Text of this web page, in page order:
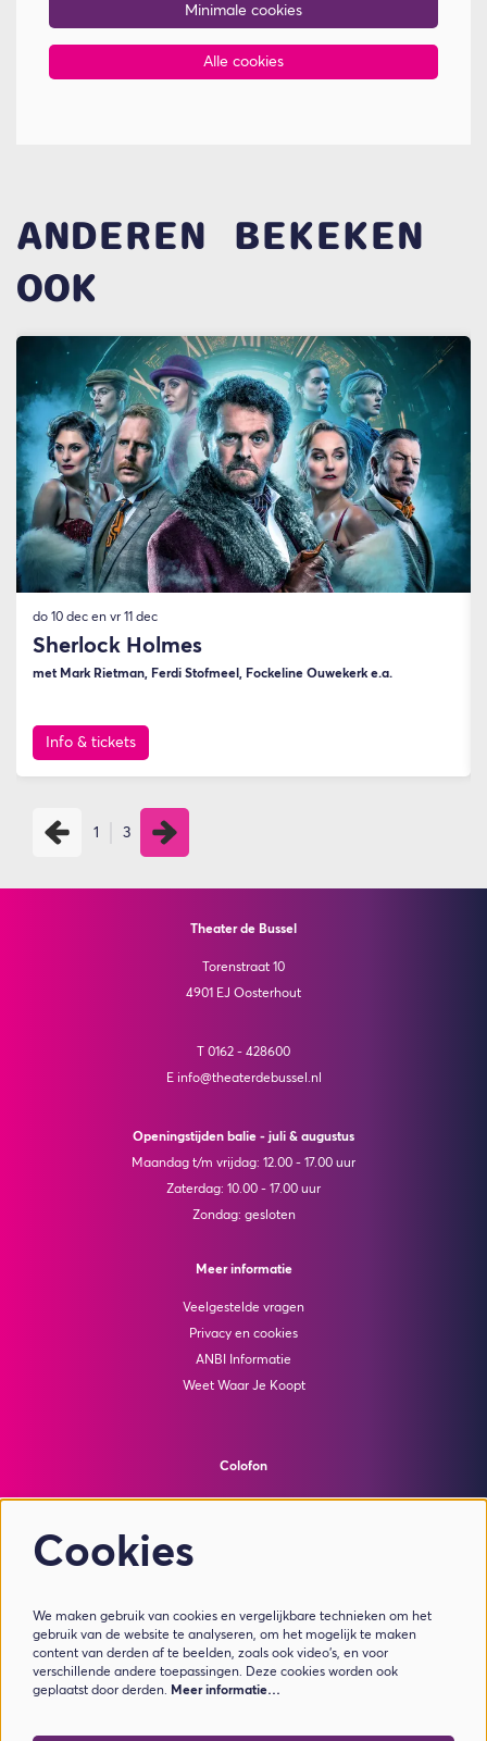
Minimale cookies
Alle cookies
ANDEREN BEKEKEN
OOK
Sherlock Holmes
met Mark Rietman, Ferdi Stofmeel, Fockeline Ouwekerk e.a.
do 10 dec en vr 11 dec
Info & tickets
1 3
Theater de Bussel
Torenstraat 10
4901 EJ Oosterhout
T 0162 - 428600
E info@theaterdebussel.nl
Openingstijden balie - juli & augustus
Maandag t/m vrijdag: 12.00 - 17.00 uur
Zaterdag: 10.00 - 17.00 uur
Zondag: gesloten
Meer informatie
Veelgestelde vragen
Privacy en cookies
ANBI Informatie
Weet Waar Je Koopt
Colofon
Meld je aan voor de nieuwsbrief
Cookies
We maken gebruik van cookies en vergelijkbare technieken om het
gebruik van de website te analyseren, om het mogelijk te maken
content van derden af te beelden, zoals ook video’s, en voor
verschillende andere toepassingen. Deze cookies worden ook
geplaatst door derden. Meer informatie…